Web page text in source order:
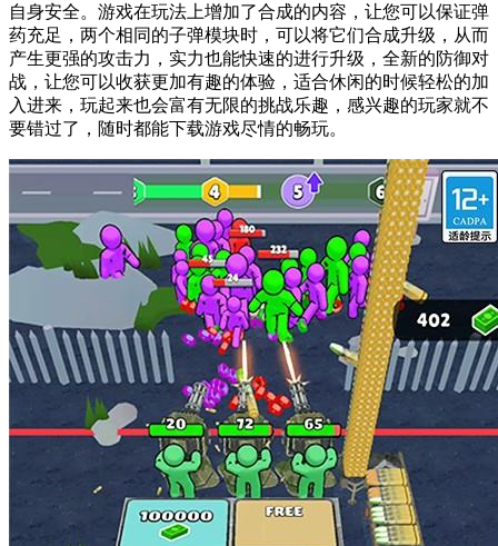
自身安全。游戏在玩法上增加了合成的内容，让您可以保证弹
药充足，两个相同的子弹模块时，可以将它们合成升级，从而
产生更强的攻击力，实力也能快速的进行升级，全新的防御对
战，让您可以收获更加有趣的体验，适合休闲的时候轻松的加
入进来，玩起来也会富有无限的挑战乐趣，感兴趣的玩家就不
要错过了，随时都能下载游戏尽情的畅玩。